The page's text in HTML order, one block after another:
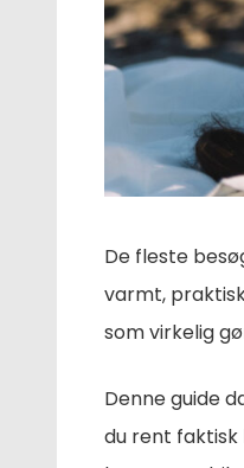
De fleste
varmt,
som virkelig
Denne guide
du rent faktisk